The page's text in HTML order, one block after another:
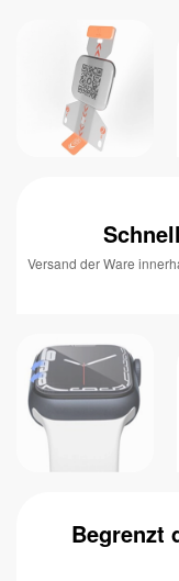
Versand der Ware
Begrenzt